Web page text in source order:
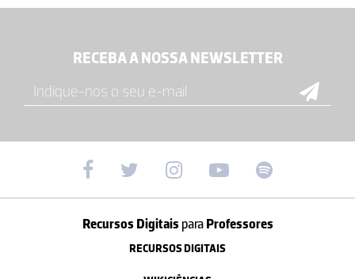
RECEBA A NOSSA NEWSLETTER
Recursos Digitais paraProfessores
RECURSOS DIGITAIS